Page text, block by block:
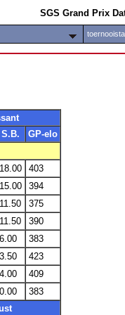
SGS Grand Prix
S.B.
GP-elo
18.00
403
15.00
394
11.50
375
11.50
390
6.00
383
3.50
423
4.00
409
0.00
383